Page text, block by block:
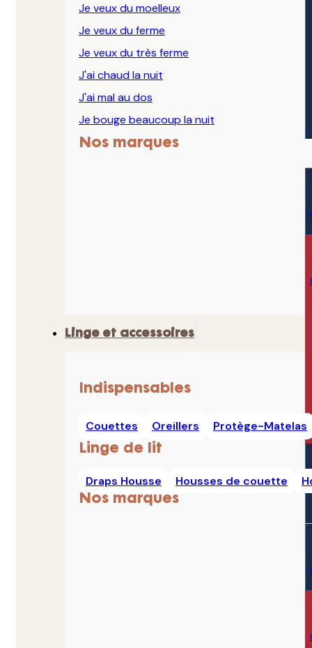
Je veux du moelleux
Je veux du ferme
Je veux du très ferme
J'ai chaud la nuit
J'ai mal au dos
Je bouge beaucoup la nuit
Nos marques
Linge et accessoires
Indispensables
Couettes Oreillers Protège-Matelas
Linge de lit
Draps Housse Housses de couette
Nos marques